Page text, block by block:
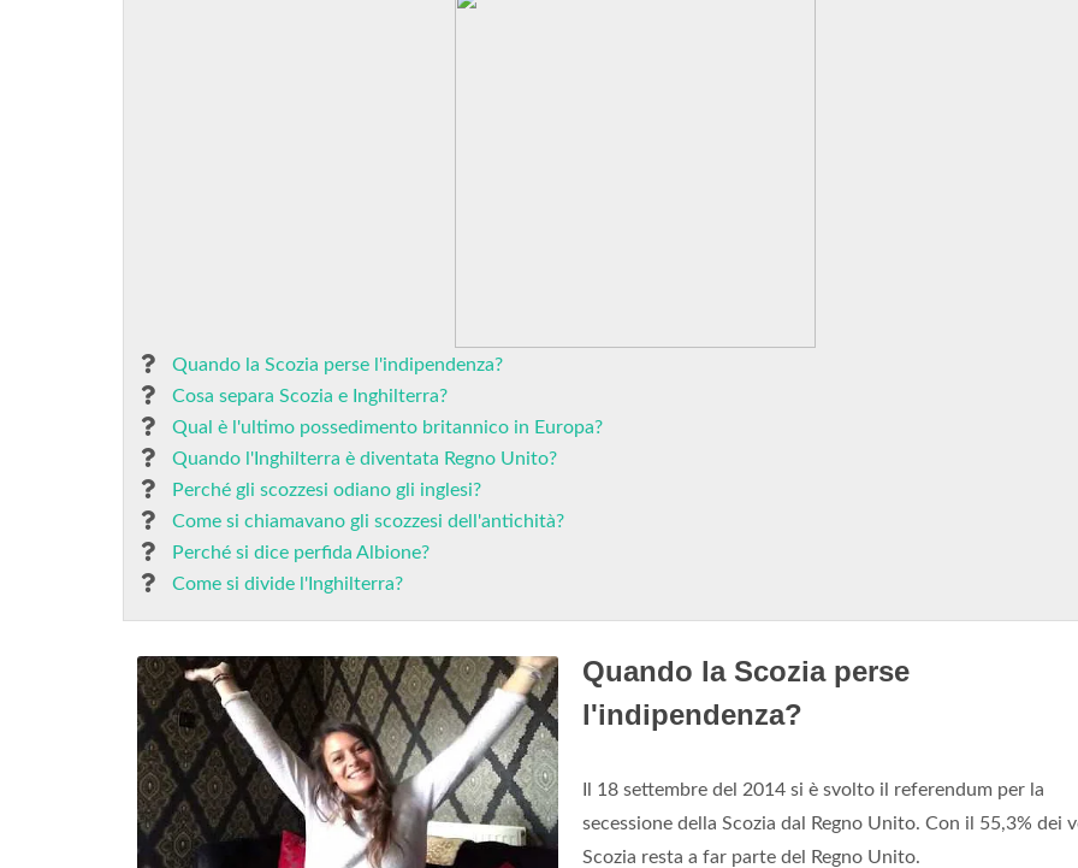
Quando la Scozia perse l'indipendenza?
Cosa separa Scozia e Inghilterra?
Qual è l'ultimo possedimento britannico in Europa?
Quando l'Inghilterra è diventata Regno Unito?
Perché gli scozzesi odiano gli inglesi?
Come si chiamavano gli scozzesi dell'antichità?
Perché si dice perfida Albione?
Come si divide l'Inghilterra?
Quando la Scozia perse
l'indipendenza?
Il 18 settembre del 2014 si è svolto il referendum per la
secessione della Scozia dal Regno Unito. Con il 55,3% dei
Scozia resta a far parte del Regno Unito.